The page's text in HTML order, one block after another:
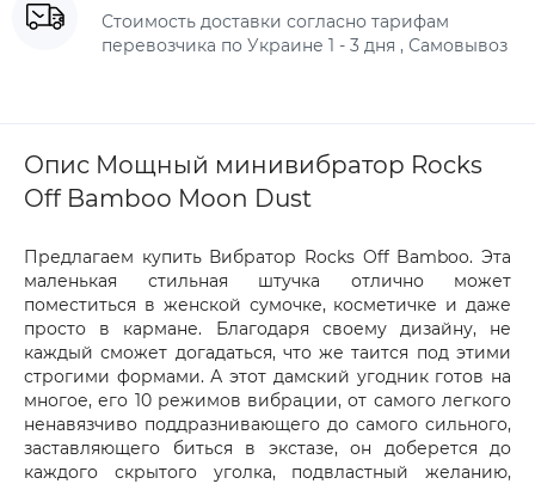
Стоимость доставки согласно тарифам
перевозчика по Украине 1 - 3 дня , Самовывоз
Опис Мощный минивибратор Rocks
Off Bamboo Moon Dust
Предлагаем купить Вибратор Rocks Off Bamboo. Эта
маленькая стильная штучка отлично может
поместиться в женской сумочке, косметичке и даже
просто в кармане. Благодаря своему дизайну, не
каждый сможет догадаться, что же таится под этими
строгими формами. А этот дамский угодник готов на
многое, его 10 режимов вибрации, от самого легкого
ненавязчиво поддразнивающего до самого сильного,
заставляющего биться в экстазе, он доберется до
каждого скрытого уголка, подвластный желанию,